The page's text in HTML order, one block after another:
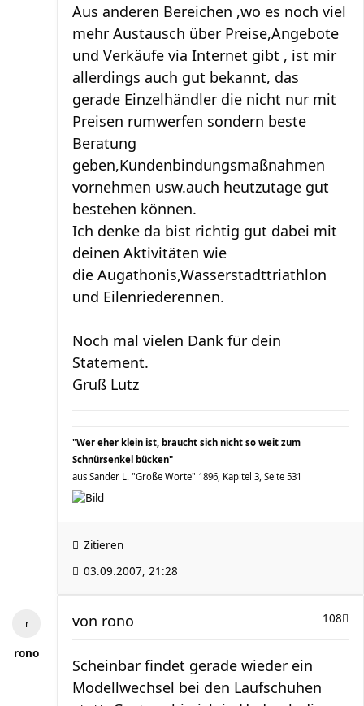
Aus anderen Bereichen ,wo es noch viel
mehr Austausch über Preise,Angebote
und Verkäufe via Internet gibt , ist mir
allerdings auch gut bekannt, das
gerade Einzelhändler die nicht nur mit
Preisen rumwerfen sondern beste
Beratung
geben,Kundenbindungsmaßnahmen
vornehmen usw.auch heutzutage gut
bestehen können.
Ich denke da bist richtig gut dabei mit
deinen Aktivitäten wie
die Augathonis,Wasserstadttriathlon
und Eilenriederennen.
Noch mal vielen Dank für dein
Statement.
Gruß Lutz
"Wer eher klein ist, braucht sich nicht so weit zum
Schnürsenkel bücken"
aus Sander L. "Große Worte" 1896, Kapitel 3, Seite 531
Zitieren
03.09.2007, 21:28
rono
108
von rono
Scheinbar findet gerade wieder ein
Modellwechsel bei den Laufschuhen